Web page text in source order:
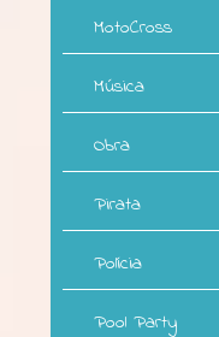
MotoCross
Música
Obra
Pirata
Polícia
Pool Party